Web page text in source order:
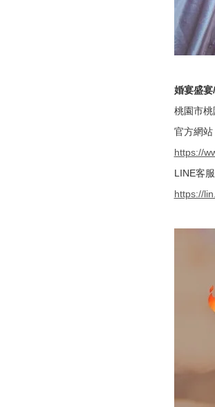
婚宴盛
桃園市
官方網站
https://
LINE客服
https://